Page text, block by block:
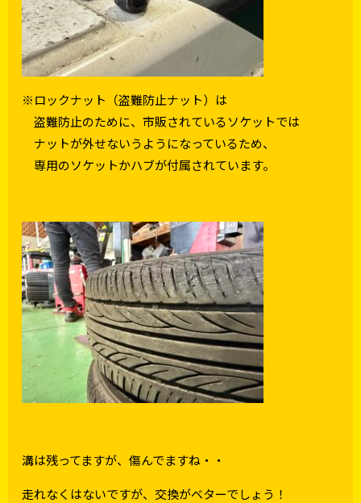
※ロックナット（盗難防止ナット）は
盗難防止のために、市販されているソケットでは
ナットが外せないうようになっているため、
専用のソケットかハブが付属されています。
溝は残ってますが、傷んでますね・・
走れなくはないですが、交換がベターでしょう！